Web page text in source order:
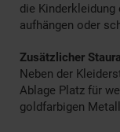
die Kinderkleidung
aufhängen oder
Zusätzlicher
Neben der
Ablage Platz für
goldfarbigen